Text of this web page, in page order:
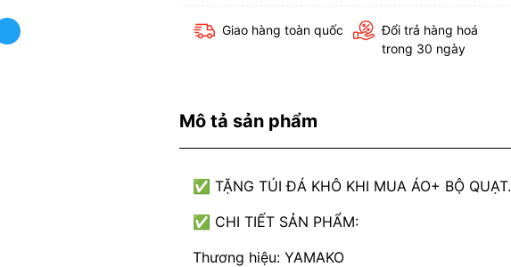
Giao hàng toàn quốc
Đổi trả hàng hoá
trong 30 ngày
Mô tả sản phẩm
✅ TẶNG TÚI ĐÁ KHÔ KHI MUA ÁO+ BỘ QUẠT.
✅ CHI TIẾT SẢN PHẨM:
Thương hiệu: YAMAKO